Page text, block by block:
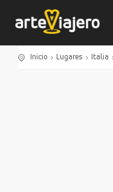
Inicio Lugares Italia